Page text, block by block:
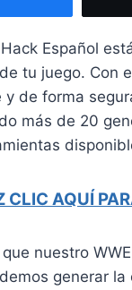
Hack Español
tu juego. Con
de forma
más de 20
CLIC AQUÍ
nuestro
generar